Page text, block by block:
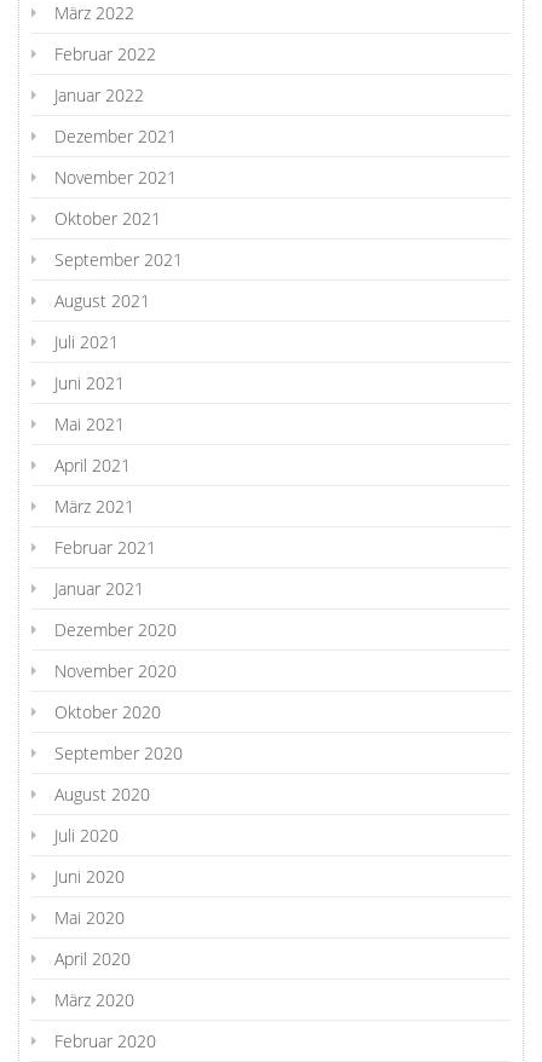
März 2022
Februar 2022
Januar 2022
Dezember 2021
November 2021
Oktober 2021
September 2021
August 2021
Juli 2021
Juni 2021
Mai 2021
April 2021
März 2021
Februar 2021
Januar 2021
Dezember 2020
November 2020
Oktober 2020
September 2020
August 2020
Juli 2020
Juni 2020
Mai 2020
April 2020
März 2020
Februar 2020